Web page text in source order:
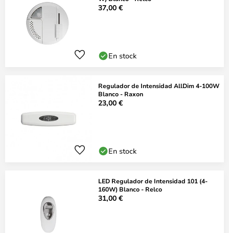
37,00 €
En stock
Regulador de Intensidad AllDim 4-100W
Blanco - Raxon
23,00 €
En stock
LED Regulador de Intensidad 101 (4-
160W) Blanco - Relco
31,00 €